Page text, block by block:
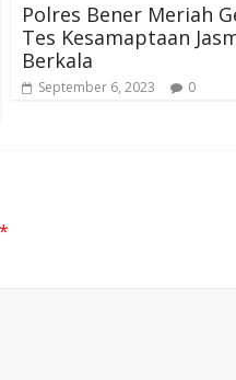
Polres Bener Meriah
Tes Kesamaptaan
Berkala
September 6, 2023 0
*